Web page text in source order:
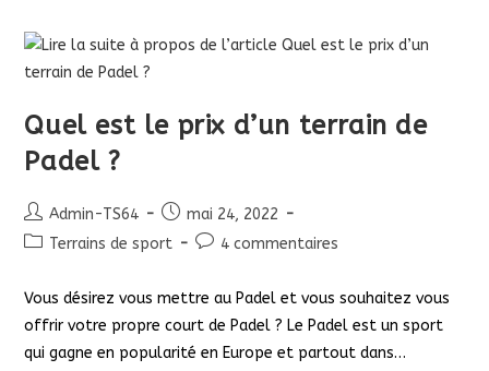
Quel est le prix d’un terrain de
Padel ?
Auteur/autrice
de
Admin-TS64
Publication
publiée :
mai 24, 2022
PostTerrains de sport
Commentaires
4 commentaires
Vous désirez vous mettre au Padel et vous souhaitez vous
offrir votre propre court de Padel ? Le Padel est un sport
qui gagne en popularité en Europe et partout dans…